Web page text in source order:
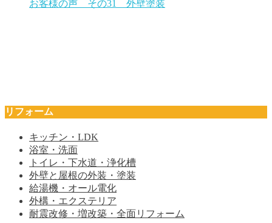
お客様の声 その31 外壁塗装
リフォーム
キッチン・LDK
浴室・洗面
トイレ・下水道・浄化槽
外壁と屋根の外装・塗装
給湯機・オール電化
外構・エクステリア
耐震改修・増改築・全面リフォーム